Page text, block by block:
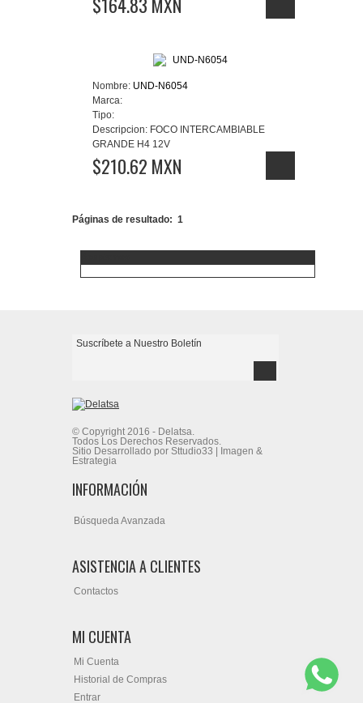
Nombre: UND-N6054
Marca:
Tipo:
Descripcion: FOCO INTERCAMBIABLE
GRANDE H4 12V
$210.62 MXN
Páginas de resultado: 1
© Copyright 2016 - Delatsa.
Todos Los Derechos Reservados.
Sitio Desarrollado por Sttudio33 | Imagen &
Estrategia
INFORMACIÓN
Búsqueda Avanzada
ASISTENCIA A CLIENTES
Contactos
MI CUENTA
Mi Cuenta
Historial de Compras
Entrar